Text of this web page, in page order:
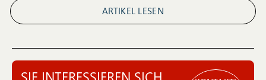
ARTIKEL LESEN
SIE INTERESSIEREN SICH